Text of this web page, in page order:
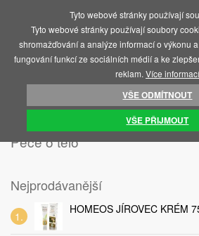
ÚVOD KOSMETIKA A HYGIENA PÉČE
Péče o tělo
Nejprodávanější
HOMEOS JÍROVEC KRÉM
Tyto webové stránky používají
Tyto webové stránky používají soubory
shromažďování a analýze informací o výkonu
fungování funkcí ze sociálních médií a ke
reklam. Více informací
VŠE ODMÍTNOUT
VŠE PŘIJMOUT